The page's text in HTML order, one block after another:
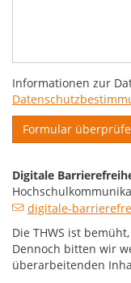
Informationen zur
Digitale
digitale-
Die THWS ist
Dennoch bitten wir
überarbeitenden